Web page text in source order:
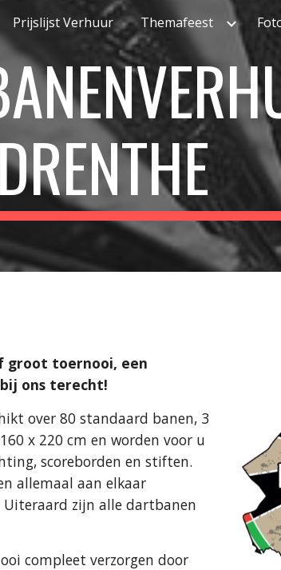
Skip to navigation
Prijslijst Verhuur Themafeest
groot toernooi, een
ons terecht!
over 80 standaard banen, 3
x 220 cm en worden voor u
scoreborden en stiften.
allemaal aan elkaar
Uiteraard zijn alle dartbanen
compleet verzorgen door